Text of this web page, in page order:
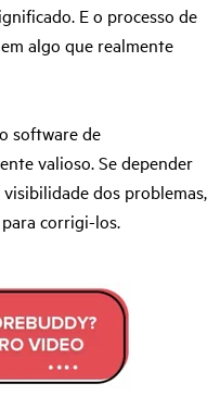
E o processo de
algo que realmente
software de
valioso. Se depender
dos problemas,
corrigi-los.